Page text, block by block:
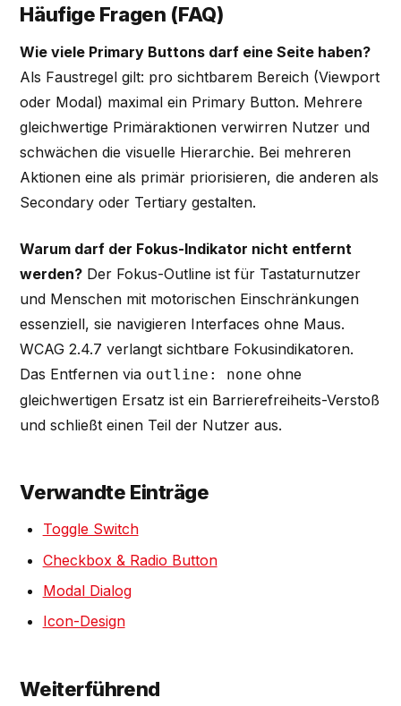
Häufige Fragen (FAQ)
Wie viele Primary Buttons darf eine Seite haben?
Als Faustregel gilt: pro sichtbarem Bereich (Viewport
oder Modal) maximal ein Primary Button. Mehrere
gleichwertige Primäraktionen verwirren Nutzer und
schwächen die visuelle Hierarchie. Bei mehreren
Aktionen eine als primär priorisieren, die anderen als
Secondary oder Tertiary gestalten.
Warum darf der Fokus-Indikator nicht entfernt
werden? Der Fokus-Outline ist für Tastaturnutzer
und Menschen mit motorischen Einschränkungen
essenziell, sie navigieren Interfaces ohne Maus.
WCAG 2.4.7 verlangt sichtbare Fokusindikatoren.
Das Entfernen via outline: none ohne
gleichwertigen Ersatz ist ein Barrierefreiheits-Verstoß
und schließt einen Teil der Nutzer aus.
Verwandte Einträge
Toggle Switch
Checkbox & Radio Button
Modal Dialog
Icon-Design
Weiterführend